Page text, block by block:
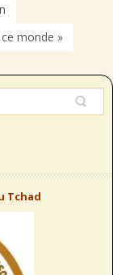
ce monde »
Tchad